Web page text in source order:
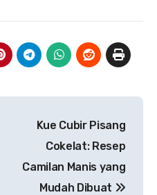
Kue Cubir Pisang
Cokelat: Resep
Camilan Manis yang
Mudah Dibuat